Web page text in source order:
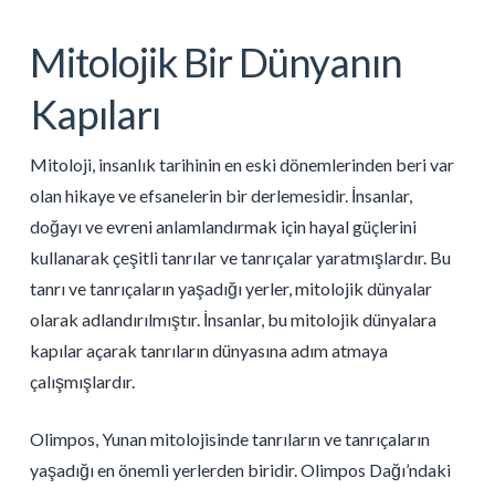
Mitolojik Bir Dünyanın
Kapıları
Mitoloji, insanlık tarihinin en eski dönemlerinden beri var
olan hikaye ve efsanelerin bir derlemesidir. İnsanlar,
doğayı ve evreni anlamlandırmak için hayal güçlerini
kullanarak çeşitli tanrılar ve tanrıçalar yaratmışlardır. Bu
tanrı ve tanrıçaların yaşadığı yerler, mitolojik dünyalar
olarak adlandırılmıştır. İnsanlar, bu mitolojik dünyalara
kapılar açarak tanrıların dünyasına adım atmaya
çalışmışlardır.
Olimpos, Yunan mitolojisinde tanrıların ve tanrıçaların
yaşadığı en önemli yerlerden biridir. Olimpos Dağı’ndaki